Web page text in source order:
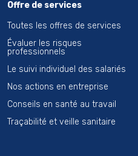
Offre de services
Toutes les offres de services
Évaluer les risques
professionnels
Le suivi individuel des salariés
Nos actions en entreprise
Conseils en santé au travail
Traçabilité et veille sanitaire